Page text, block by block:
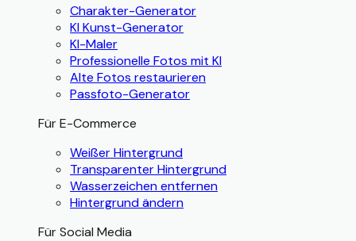
Charakter-Generator
KI Kunst-Generator
KI-Maler
Professionelle Fotos mit KI
Alte Fotos restaurieren
Passfoto-Generator
Für E-Commerce
Weißer Hintergrund
Transparenter Hintergrund
Wasserzeichen entfernen
Hintergrund ändern
Für Social Media